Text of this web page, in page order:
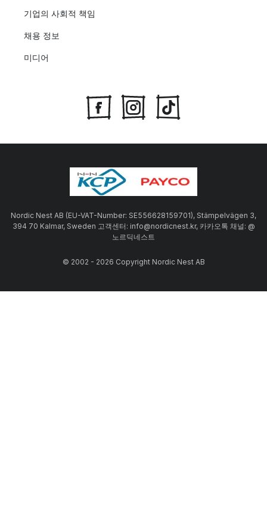
기업의 사회적 책임
채용 정보
미디어
Nordic Nest AB (EU-VAT-Number: SE556628159701), Stämpelvägen 3,
394 70 Kalmar, Sweden 고객센터: info@nordicnest.kr, 카카오톡 채널: @
노르딕네스트
© 2002 - 2026 Copyright Nordic Nest AB